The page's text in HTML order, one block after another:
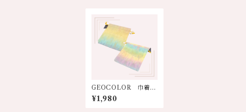
GEOCOLOR 巾着
【各色】
¥1,980